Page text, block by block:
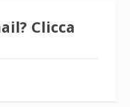
Clicca